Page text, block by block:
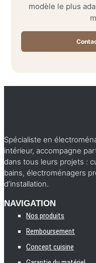
modèle le plus
Spécialiste en
intérieur, accompagne
dans tous leurs projets :
bains, électroménagers
d’installation.
NAVIGATION
Nos produits
Remboursement
Concept cuisine